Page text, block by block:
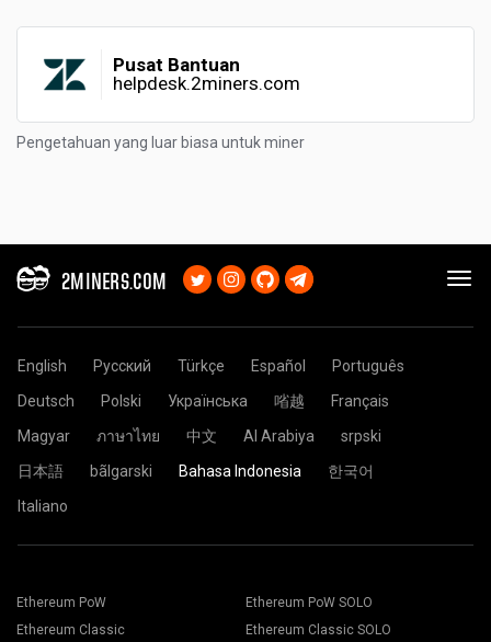
Pusat Bantuan
helpdesk.2miners.com
Pengetahuan yang luar biasa untuk miner
2MINERS.COM
English Русский Türkçe Español
Português
Deutsch
Polski Українська 㗂越
Français
Magyar
ภาษาไทย 中文 Al Arabiya
srpski
日本語
bãlgarski Bahasa Indonesia
한국어
Italiano
Ethereum PoW
Ethereum Classic
Ethereum PoW SOLO
Ethereum Classic SOLO